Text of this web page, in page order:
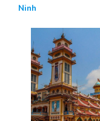
Ninh